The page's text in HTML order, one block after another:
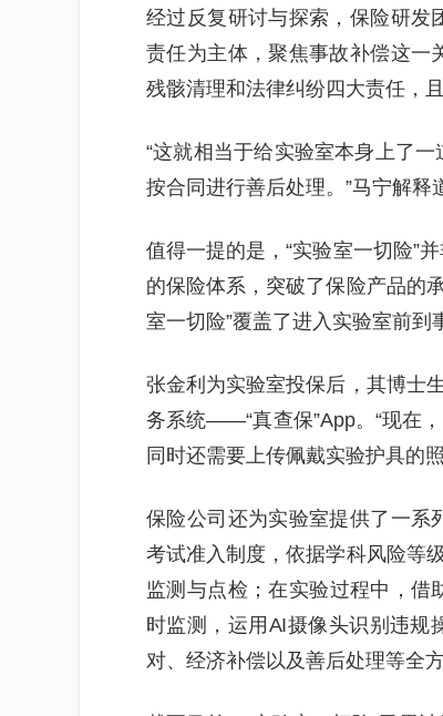
经过反复研讨与探索，保险研发
责任为主体，聚焦事故补偿这一
残骸清理和法律纠纷四大责任，
“这就相当于给实验室本身上了
按合同进行善后处理。”马宁解释
值得一提的是，“实验室一切险”
的保险体系，突破了保险产品的
室一切险”覆盖了进入实验室前到
张金利为实验室投保后，其博士
务系统——“真查保”App。“现在
同时还需要上传佩戴实验护具的
保险公司还为实验室提供了一系
考试准入制度，依据学科风险等
监测与点检；在实验过程中，借
时监测，运用AI摄像头识别违规
对、经济补偿以及善后处理等全方